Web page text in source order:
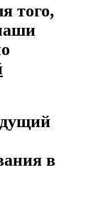
того,
в